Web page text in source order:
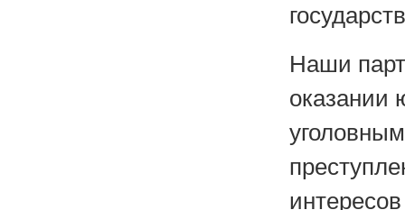
Наши
оказании